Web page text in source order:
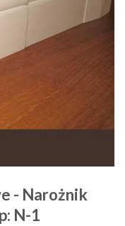
- Narożnik
N-1